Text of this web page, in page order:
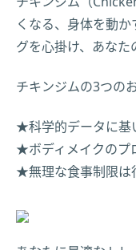
くなる、身体を動
グを心掛け、あなた
チキンジムの3つの
★科学的データに基
★ボディメイクのプ
★無理な食事制限は